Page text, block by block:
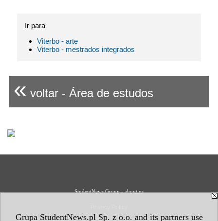
Grupa StudentNews.pl Sp. z o.o. and its partners use
Ir para
Viterbo - arte
Viterbo - mestrados integrados
« voltar - Área de estudos
StudentNews Group - about us